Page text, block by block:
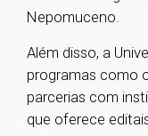
Nepomuceno.
Além disso, a
programas como
parcerias com
que oferece